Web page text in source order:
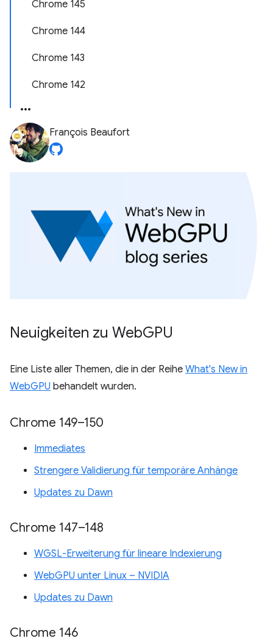
Chrome 145
Chrome 144
Chrome 143
Chrome 142
François Beaufort
Neuigkeiten zu WebGPU
Eine Liste aller Themen, die in der Reihe What's New in
WebGPU behandelt wurden.
Chrome 149–150
Immediates
Strengere Validierung für temporäre Anhänge
Updates zu Dawn
Chrome 147–148
WGSL-Erweiterung für lineare Indexierung
WebGPU unter Linux – NVIDIA
Updates zu Dawn
Chrome 146